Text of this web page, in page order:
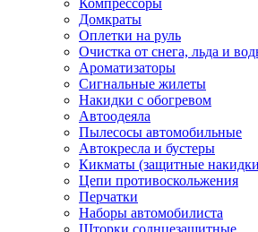
Компрессоры
Домкраты
Оплетки на руль
Очистка от снега, льда и
Ароматизаторы
Сигнальные жилеты
Накидки с обогревом
Автоодеяла
Пылесосы автомобильные
Автокресла и бустеры
Кикматы (защитные
Цепи противоскольжения
Перчатки
Наборы автомобилиста
Шторки солнцезащитные